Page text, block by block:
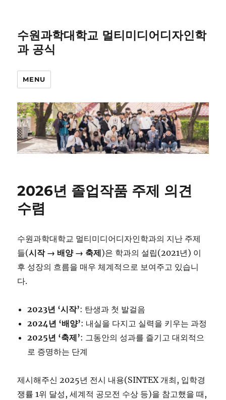
수원과학대학교 멀티미디어디자인학
과 공식
MENU
2026년 졸업작품 주제 의견
수렴
수원과학대학교 멀티미디어디자인학과의 지난 주제
들(시작 → 배양 → 축제)은 학과의 설립(2021년) 이
후 성장의 흐름을 매우 체계적으로 보여주고 있습니
다.
2023년 ‘시작’: 탄생과 첫 발걸음
2024년 ‘배양’: 내실을 다지고 실력을 키우는 과정
2025년 ‘축제’: 그동안의 성과를 즐기고 대외적으
로 증명하는 단계
제시해주신 2025년 전시 내용(SINTEX 개최, 입학경
쟁률 1위 달성, 세계적 공모전 수상 등)을 참고했을 때,